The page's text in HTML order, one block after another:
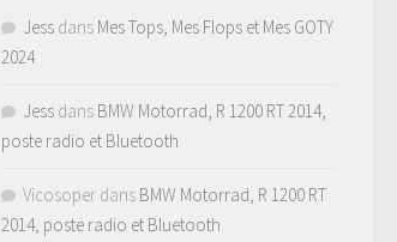
Jess dans Mes Tops, Mes Flops et Mes GOTY
2024
Jess dans BMW Motorrad, R 1200 RT 2014,
poste radio et Bluetooth
Vicosoper dans BMW Motorrad, R 1200 RT
2014, poste radio et Bluetooth